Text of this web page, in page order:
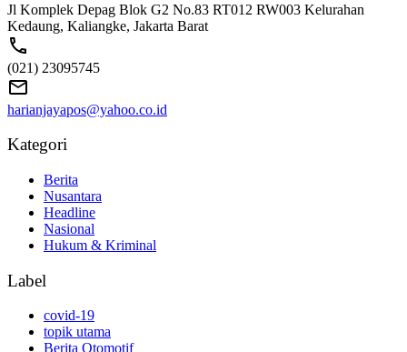
Jl Komplek Depag Blok G2 No.83 RT012 RW003 Kelurahan
Kedaung, Kaliangke, Jakarta Barat
(021) 23095745
harianjayapos@yahoo.co.id
Kategori
Berita
Nusantara
Headline
Nasional
Hukum & Kriminal
Label
covid-19
topik utama
Berita Otomotif